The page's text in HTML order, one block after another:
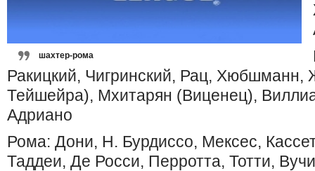
шахтер-рома
Ракицкий, Чигринский, Рац, Хюбшманн,
Тейшейра), Мхитарян (Виценец),
Адриано
Рома: Дони, Н. Бурдиссо, Мексес,
Таддеи, Де Росси, Перротта, Тотти,